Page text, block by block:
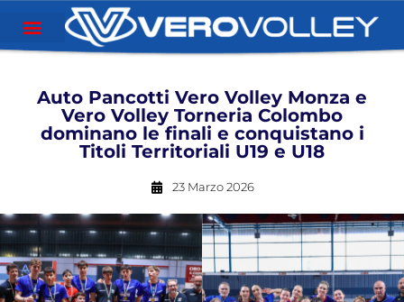
Auto Pancotti Vero Volley Monza e
Vero Volley Torneria Colombo
dominano le finali e conquistano i
Titoli Territoriali U19 e U18
23 Marzo 2026